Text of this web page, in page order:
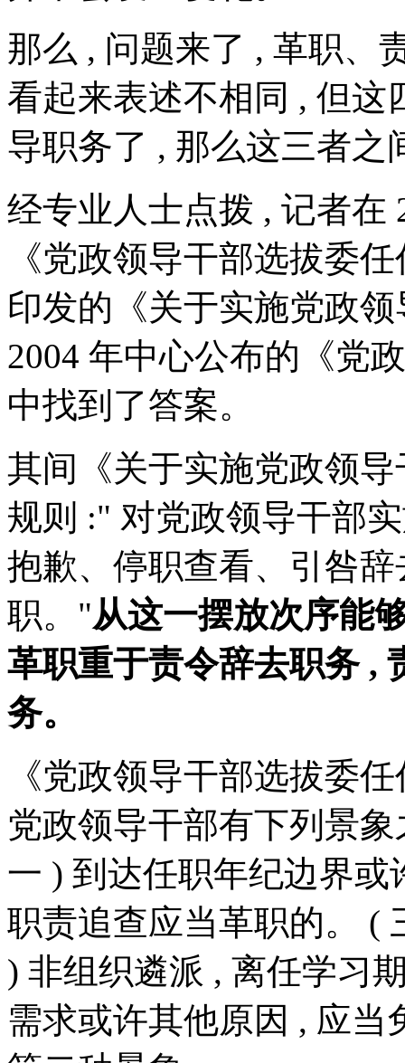
那么 , 问题来了 , 革职、
看起来表述不相同 , 但
导职务了 , 那么这三者之
经专业人士点拨 , 记者在
《党政领导干部选拔委
印发的《关于实施党政
2004 年中心公布的《党
中找到了答案。
其间《关于实施党政领
规则 :" 对党政领导干部
抱歉、停职查看、引咎
职。"从这一摆放次序能
革职重于责令辞去职务 ,
务。
《党政领导干部选拔委
党政领导干部有下列景
一 ) 到达任职年纪边界
职责追查应当革职的。 (
) 非组织遴派 , 离任学习
需求或许其他原因 , 应